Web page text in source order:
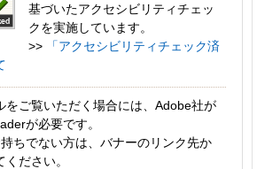
基づいたアクセシビリティチェッ
クを実施しています。
>>
「アクセシビリティチェック済
をご覧いただく場合には、Adobe社が
が必要です。
ちでない方は、バナーのリンク先か
ださい。